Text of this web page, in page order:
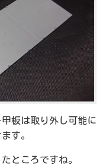
板は取り外し可能に
す。
ところですね。